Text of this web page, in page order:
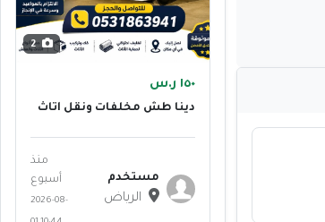
2
١٥٠ ر.س
دينا طش مخلفات ونقل أثاث
مستخدم
الرياض
منذ
أسبوع
2026-08-